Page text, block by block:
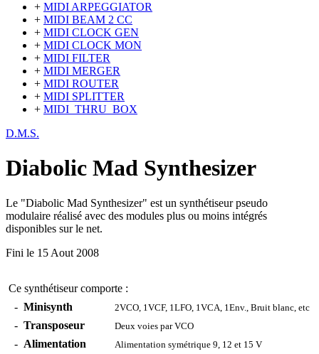
+ MIDI ARPEGGIATOR
+ MIDI BEAM 2 CC
+ MIDI CLOCK GEN
+ MIDI CLOCK MON
+ MIDI FILTER
+ MIDI MERGER
+ MIDI ROUTER
+ MIDI SPLITTER
+ MIDI_THRU_BOX
D.M.S.
Diabolic Mad Synthesizer
Le "Diabolic Mad Synthesizer" est un synthétiseur pseudo
modulaire réalisé avec des modules plus ou moins intégrés
disponibles sur le net.
Fini le 15 Aout 2008
Ce synthétiseur comporte :
- Minisynth 2VCO, 1VCF, 1LFO, 1VCA, 1Env., Bruit blanc, etc
- Transposeur Deux voies par VCO
- Alimentation Alimentation symétrique 9, 12 et 15 V